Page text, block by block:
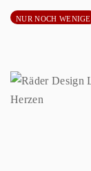
NUR NOCH WENIGE